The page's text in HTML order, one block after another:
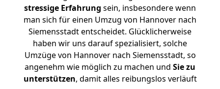
stressige Erfahrung sein, insbesondere wenn
man sich für einen Umzug von Hannover nach
Siemensstadt entscheidet. Glücklicherweise
haben wir uns darauf spezialisiert, solche
Umzüge von Hannover nach Siemensstadt, so
angenehm wie möglich zu machen und Sie zu
unterstützen, damit alles reibungslos verläuft